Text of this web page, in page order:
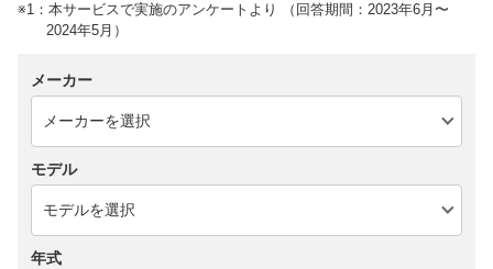
※1：本サービスで実施のアンケートより （回答期間：2023年6月〜
2024年5月）
メーカー
モデル
年式